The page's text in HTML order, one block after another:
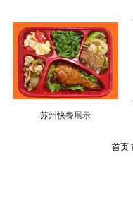
苏州快餐展示
首页